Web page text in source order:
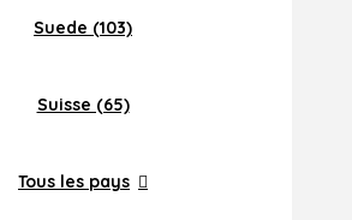
Suede (103)
Suisse (65)
Tous les pays